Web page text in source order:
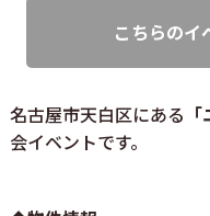
こちらのイ
名古屋市天白区にある
会イベントです。